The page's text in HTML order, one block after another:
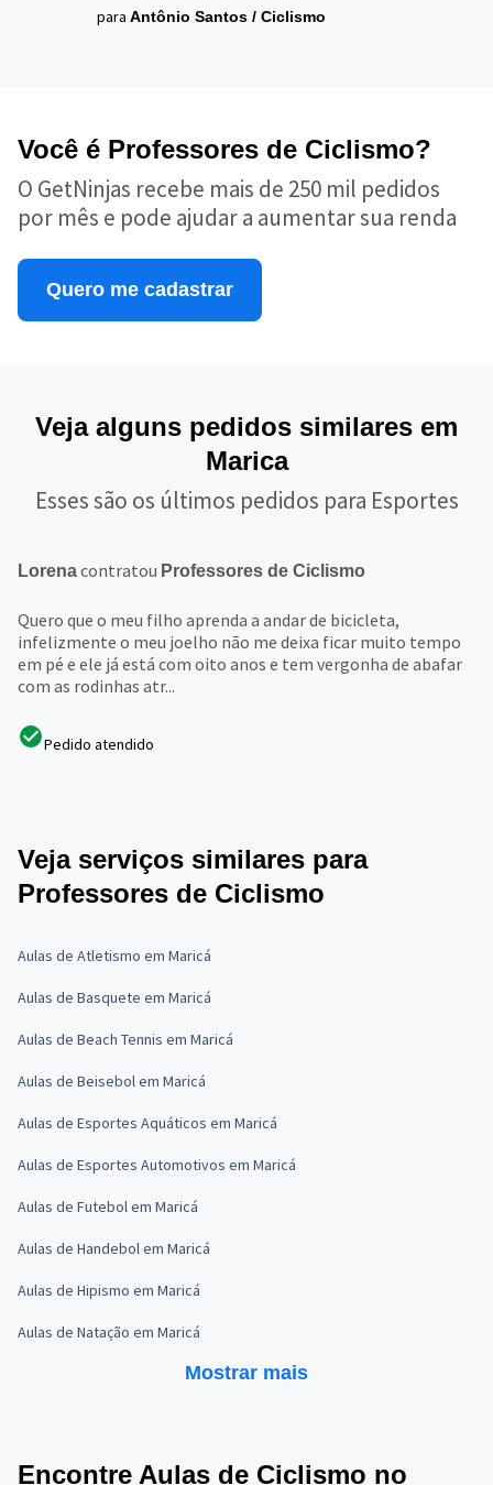
para Antônio Santos/ Ciclismo
Você é Professores de Ciclismo?
O GetNinjas recebe mais de 250 mil pedidos
por mês e pode ajudar a aumentar sua renda
Quero me cadastrar
Veja alguns pedidos similares em
Marica
Esses são os últimos pedidos para Esportes
Lorenacontratou Professores de Ciclismo
Quero que o meu filho aprenda a andar de bicicleta,
infelizmente o meu joelho não me deixa ficar muito tempo
em pé e ele já está com oito anos e tem vergonha de abafar
com as rodinhas atr...
Pedido atendido
Veja serviços similares para
Professores de Ciclismo
Aulas de Atletismo em Maricá
Aulas de Basquete em Maricá
Aulas de Beach Tennis em Maricá
Aulas de Beisebol em Maricá
Aulas de Esportes Aquáticos em Maricá
Aulas de Esportes Automotivos em Maricá
Aulas de Futebol em Maricá
Aulas de Handebol em Maricá
Aulas de Hipismo em Maricá
Aulas de Natação em Maricá
Mostrar mais
Encontre Aulas de Ciclismo no